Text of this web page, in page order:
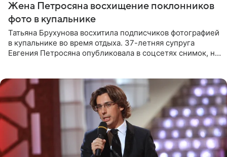
Жена Петросяна восхищение поклонников
фото в купальнике
Татьяна Брухунова восхитила подписчиков фотографией
в купальнике во время отдыха. 37-летняя супруга
Евгения Петросяна опубликовала в соцсетях снимок, на